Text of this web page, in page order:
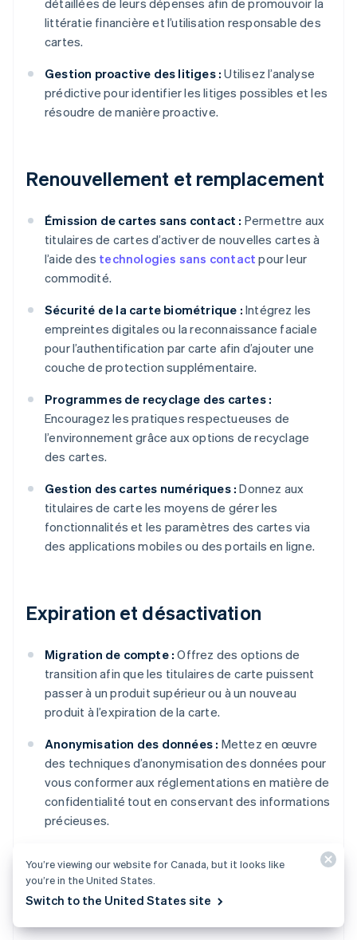
détaillées de leurs dépenses afin de promouvoir la
littératie financière et l’utilisation responsable des
cartes.
Gestion proactive des litiges : Utilisez l’analyse
prédictive pour identifier les litiges possibles et les
résoudre de manière proactive.
Renouvellement et remplacement
Émission de cartes sans contact : Permettre aux
titulaires de cartes d’activer de nouvelles cartes à
l’aide des technologies sans contact pour leur
commodité.
Sécurité de la carte biométrique : Intégrez les
empreintes digitales ou la reconnaissance faciale
pour l’authentification par carte afin d’ajouter une
couche de protection supplémentaire.
Programmes de recyclage des cartes :
Encouragez les pratiques respectueuses de
l’environnement grâce aux options de recyclage
des cartes.
Gestion des cartes numériques : Donnez aux
titulaires de carte les moyens de gérer les
fonctionnalités et les paramètres des cartes via
des applications mobiles ou des portails en ligne.
Expiration et désactivation
Migration de compte : Offrez des options de
transition afin que les titulaires de carte puissent
passer à un produit supérieur ou à un nouveau
produit à l’expiration de la carte.
Anonymisation des données : Mettez en œuvre
des techniques d’anonymisation des données pour
vous conformer aux réglementations en matière de
confidentialité tout en conservant des informations
précieuses.
désactivation :Continuez à surveiller les comptes
détecter toute activité non autorisée.
You’re viewing our website for Canada, but it looks like
you’re in the United States.
Switch to the United States site